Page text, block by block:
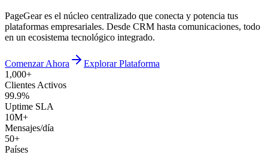
PageGear es el núcleo centralizado que conecta y potencia tus
plataformas empresariales. Desde CRM hasta comunicaciones, todo
en un ecosistema tecnológico integrado.
Comenzar Ahora
Explorar Plataforma
1,000+
Clientes Activos
99.9%
Uptime SLA
10M+
Mensajes/día
50+
Países